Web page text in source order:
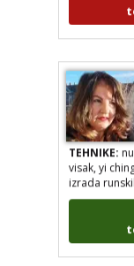
TEHNIKE:
visak, yi
izrada